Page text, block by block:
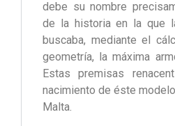
debe su nombre
de la historia en la que
buscaba, mediante el
geometría, la máxima
Estas premisas
nacimiento de éste
Malta.